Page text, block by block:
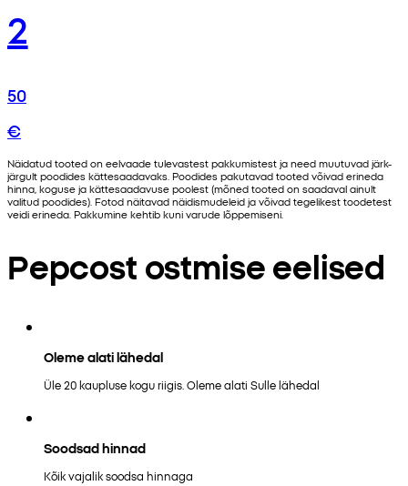
2
50
€
Näidatud tooted on eelvaade tulevastest pakkumistest ja need muutuvad järk-
järgult poodides kättesaadavaks. Poodides pakutavad tooted võivad erineda
hinna, koguse ja kättesaadavuse poolest (mõned tooted on saadaval ainult
valitud poodides). Fotod näitavad näidismudeleid ja võivad tegelikest toodetest
veidi erineda. Pakkumine kehtib kuni varude lõppemiseni.
Pepcost ostmise eelised
Oleme alati lähedal
Üle 20 kaupluse kogu riigis. Oleme alati Sulle lähedal
Soodsad hinnad
Kõik vajalik soodsa hinnaga